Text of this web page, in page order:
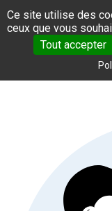
Panneau de gestion
Ce site utilise des
ceux que vous
Tout accepter